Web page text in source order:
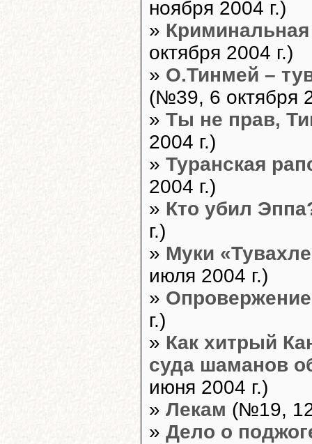
ноября 2004 г.)
»
октября 2004 г.)
» О.Тинмей –
(№39, 6 октября
» Ты не прав,
2004 г.)
» Туранская
2004 г.)
» Кто убил
г.)
» Муки
июля 2004 г.)
»
г.)
» Как хитрый
суда шаманов
июня 2004 г.)
» Лекам (№19,
» Дело о